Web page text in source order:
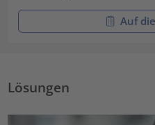
Auf
Lösungen